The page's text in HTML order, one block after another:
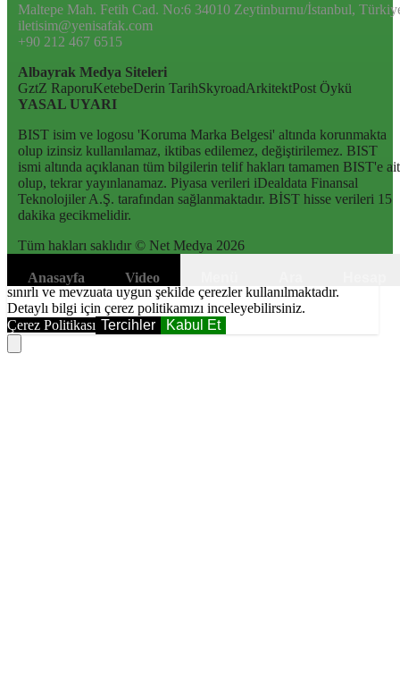
Maltepe Mah. Fetih Cad. No:6 34010 Zeytinburnu/İstanbul,
iletisim@yenisafak.com
+90 212 467 6515
Albayrak Medya Siteleri
GztZ RaporuKetebeDerin TarihSkyroadArkitektPost Öykü
YASAL UYARI
BIST isim ve logosu 'Koruma Marka Belgesi' altında korunmakta
olup izinsiz kullanılamaz, iktibas edilemez, değiştirilemez. BIST
ismi altında açıklanan tüm bilgilerin telif hakları tamamen BIST'e ait
olup, tekrar yayınlanamaz. Piyasa verileri iDealdata Finansal
Teknolojiler A.Ş. tarafından sağlanmaktadır. BİST hisse verileri 15
dakika gecikmelidir.
Tüm hakları saklıdır © Net Medya 2026
Anasayfa Video
6698 sayılı Kişisel Verilerin Korunması Kanunundaki amaçlar ile
sınırlı ve mevzuata uygun şekilde çerezler kullanılmaktadır.
Detaylı bilgi için çerez politikamızı inceleyebilirsiniz.
Çerez Politikası Tercihler Kabul Et